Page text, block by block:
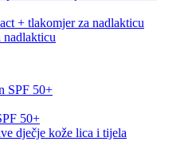
+ tlakomjer za nadlakticu
nadlakticu
50+
dječje kože lica i tijela